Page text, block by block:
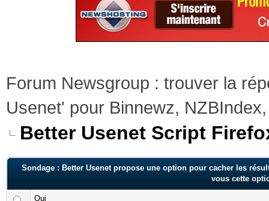
Forum Newsgroup : trouver la
Usenet' pour Binnewz,
Better Usenet Script
Sondage : Better Usenet propose une option pour cacher les
vous cette
Oui